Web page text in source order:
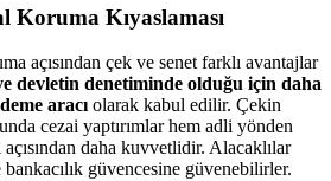
Koruma Kıyaslaması
açısından çek ve senet farklı avantajlar
devletin denetiminde olduğu için daha
aracı olarak kabul edilir. Çekin
cezai yaptırımlar hem adli yönden
daha kuvvetlidir. Alacaklılar
güvencesine güvenebilirler.